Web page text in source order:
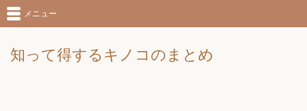
知って得するキノコのまとめ
メニュー